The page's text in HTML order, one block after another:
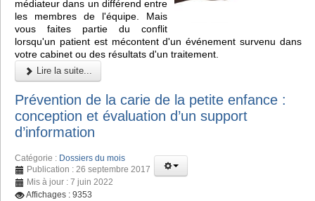
médiateur dans un différend entre
les membres de l'équipe. Mais
vous faites partie du conflit
lorsqu'un patient est mécontent d'un événement survenu dans
votre cabinet ou des résultats d'un traitement.
Lire la suite...
Prévention de la carie de la petite enfance :
conception et évaluation d’un support
d’information
Catégorie : Dossiers du mois
Publication : 26 septembre 2017
Mis à jour : 7 juin 2022
Affichages : 9353